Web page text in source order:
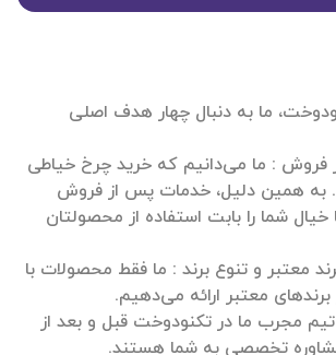
ما به دنبال چهار هدف اصلی
فروش : ما می‌دانیم که خرید چرخ خیاطی
همین دلیل، خدمات پس از فروش
شما را بابت استفاده از محصولتان
معتبر و تنوع برند : ما فقط محصولات با
مجرب ما در تکنودوخت قبل و بعد از